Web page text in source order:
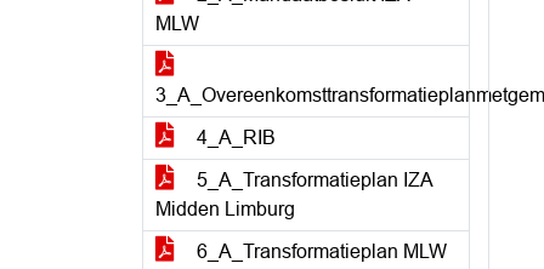
MLW
4_A_RIB
5_A_Transformatieplan IZA
Midden Limburg
6_A_Transformatieplan MLW